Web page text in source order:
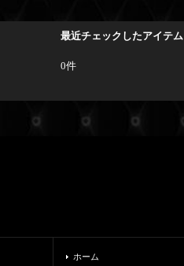
最近チェックしたアイテム
0件
ホーム